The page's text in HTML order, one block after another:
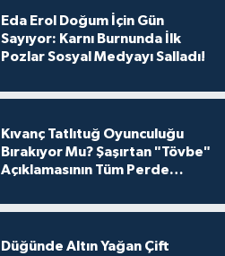
Eda Erol Doğum İçin Gün
Sayıyor: Karnı Burnunda İlk
Pozlar Sosyal Medyayı Salladı!
Kıvanç Tatlıtuğ Oyunculuğu
Bırakıyor Mu? Şaşırtan "Tövbe"
Açıklamasının Tüm Perde
Düğünde Altın Yağan Çift